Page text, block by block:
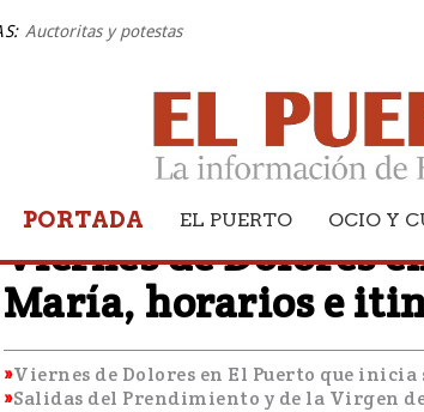
Auctoritas y potestas
PORTADA EL PUERTO OCIO Y
SEMANA SANTA 2023
Viernes de Dolores
María, horarios e
Viernes de Dolores en El Puerto que inicia
Salidas del Prendimiento y de la Virgen